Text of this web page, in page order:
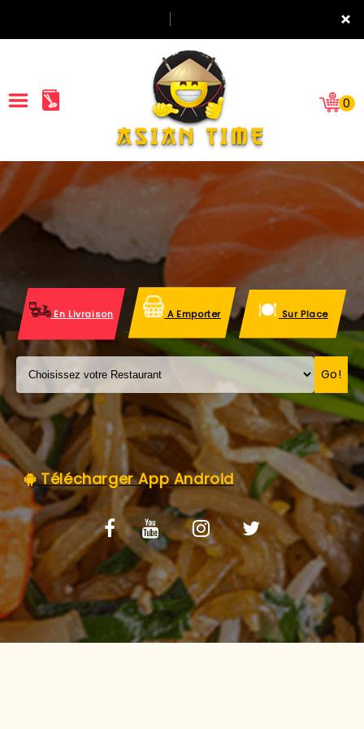
×
ACCUEIL
LA CARTE
VOS AVIS
MENTIONS LÉGALES
C.G.V
0
En Livraison A Emporter Sur Place
Go!
Télécharger App Android